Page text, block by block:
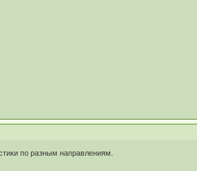
по разным направлениям.